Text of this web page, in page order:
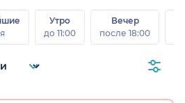
Утро
до 11:00
Вечер
после 18:00